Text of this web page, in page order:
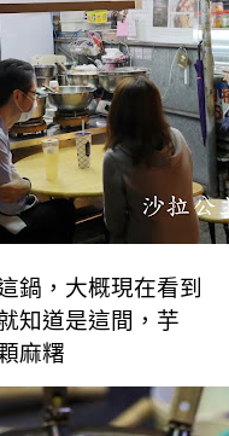
鍋，大概現在看到
知道是這間，芋
麻糬